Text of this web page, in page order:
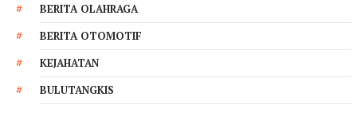
BERITA OLAHRAGA
BERITA OTOMOTIF
KEJAHATAN
BULUTANGKIS